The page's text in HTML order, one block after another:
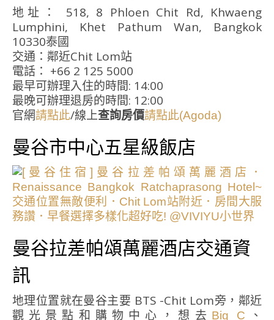
地址： 518, 8 Phloen Chit Rd, Khwaeng
Lumphini, Khet Pathum Wan, Bangkok
10330泰國
交通：鄰近Chit Lom站
電話： +66 2 125 5000
最早可辦理入住的時間: 14:00
最晚可辦理退房的時間: 12:00
官網請點此/線上查詢房價請點此(Agoda)
曼谷市中心五星級飯店
曼谷拉差帕頌萬麗酒店交通資
訊
地理位置就在曼谷主要 BTS -Chit Lom旁，鄰近
觀光景點和購物中心，想去 Big C
、